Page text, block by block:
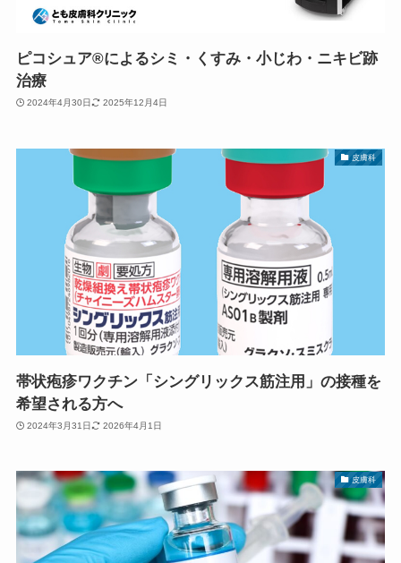
ピコシュア®によるシミ・くすみ・小じわ・ニキビ跡
治療
2024年4月30日 2025年12月4日
皮膚科
帯状疱疹ワクチン「シングリックス筋注用」の接種を
希望される方へ
2024年3月31日 2026年4月1日
皮膚科